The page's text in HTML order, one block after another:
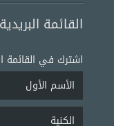
القائمة البريدية
اشترك في القائمة